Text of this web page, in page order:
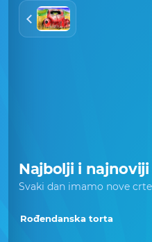
Najbolji i
Svaki dan imamo nove
Rođendanska torta